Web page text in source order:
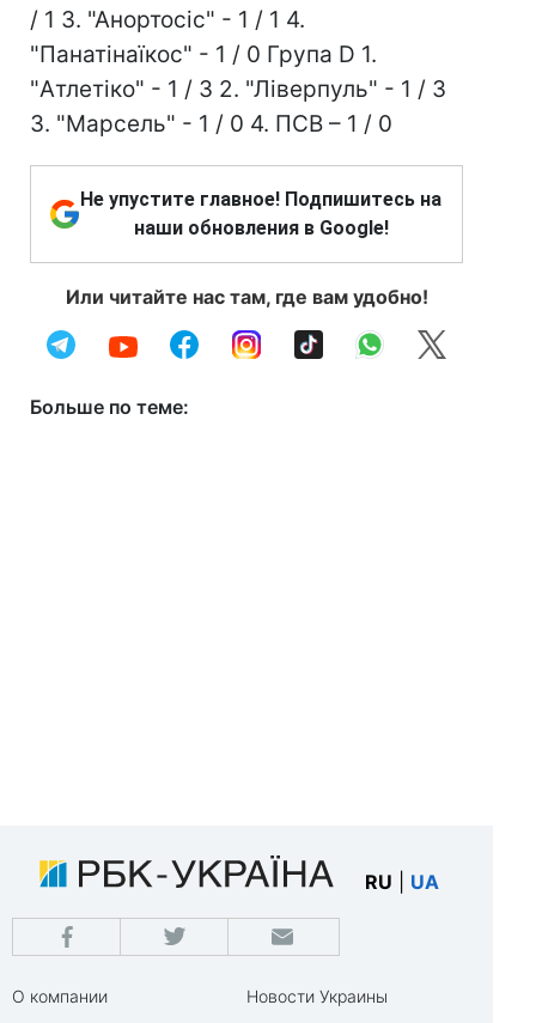
/ 1 3. "Анортосіс" - 1 / 1 4.
"Панатінаїкос" - 1 / 0 Група D 1.
"Атлетіко" - 1 / 3 2. "Ліверпуль" - 1 / 3
3. "Марсель" - 1 / 0 4. ПСВ – 1 / 0
Не упустите главное! Подпишитесь на
наши обновления в Google!
Или читайте нас там, где вам удобно!
Больше по теме:
RU UA
О компании
Новости Украины